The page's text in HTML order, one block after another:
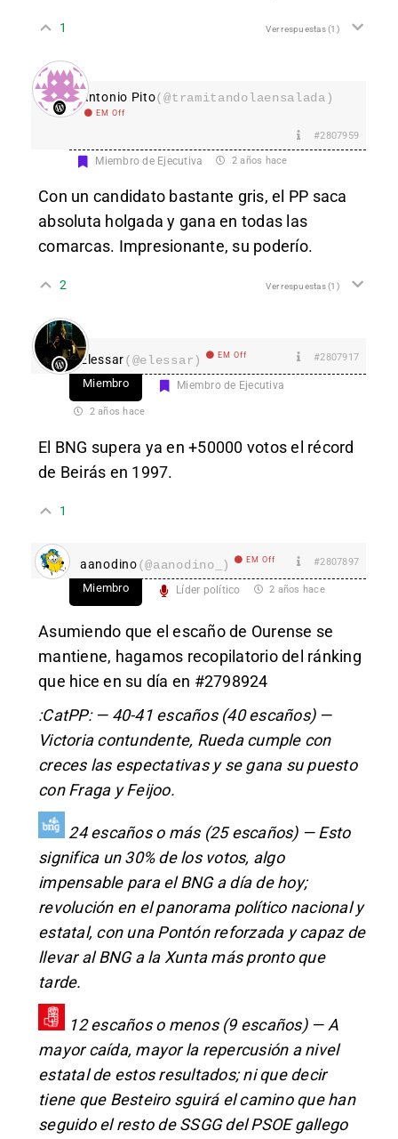
1 Ver respuestas(1)
Antonio Pito(@tramitandolaensalada)
EM Off
#2807959
Miembro de Ejecutiva 2 años hace
Con un candidato bastante gris, el PP saca
absoluta holgada y gana en todas las
comarcas. Impresionante, su poderío.
2 Ver respuestas(1)
Elessar(@elessar) EM Off #2807917
Miembro Miembro de Ejecutiva
2 años hace
El BNG supera ya en +50000 votos el récord
de Beirás en 1997.
1
aanodino(@aanodino_) EM Off #2807897
Miembro Líder político 2 años hace
Asumiendo que el escaño de Ourense se
mantiene, hagamos recopilatorio del ránking
que hice en su día en #2798924
:CatPP: — 40-41 escaños (40 escaños) —
Victoria contundente, Rueda cumple con
creces las espectativas y se gana su puesto
con Fraga y Feijoo.
24 escaños o más (25 escaños) — Esto
significa un 30% de los votos, algo
impensable para el BNG a día de hoy;
revolución en el panorama político nacional y
estatal, con una Pontón reforzada y capaz de
llevar al BNG a la Xunta más pronto que
tarde.
12 escaños o menos (9 escaños) — A
mayor caída, mayor la repercusión a nivel
estatal de estos resultados; ni que decir
tiene que Besteiro sguirá el camino que han
seguido el resto de SSGG del PSOE gallego